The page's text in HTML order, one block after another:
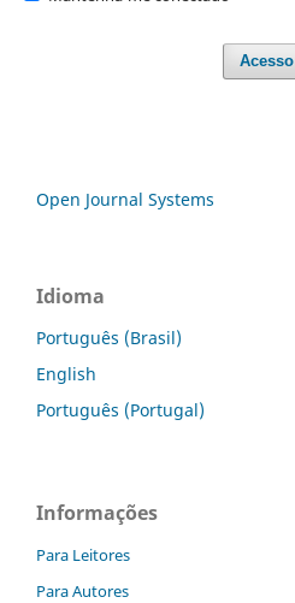
Acesso
Open Journal Systems
Idioma
Português (Brasil)
English
Português (Portugal)
Informações
Para Leitores
Para Autores